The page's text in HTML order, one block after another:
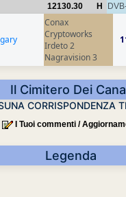
12130.30 H
Conax
Cryptoworks
Irdeto 2
Nagravision 3
Il Cimitero Dei
CORRISPONDENZA
I Tuoi commenti /
Legenda